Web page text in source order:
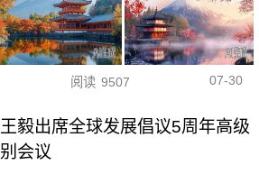
阅读 9507 07-30
王毅出席全球发展倡议5周年高级
别会议